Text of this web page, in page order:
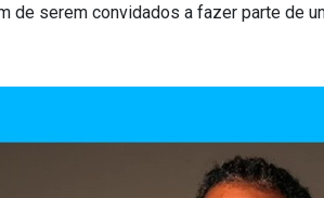
de serem convidados a fazer parte de